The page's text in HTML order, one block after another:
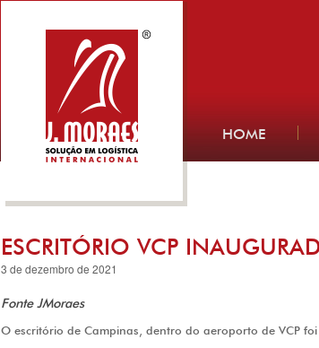
HOME
ESCRITÓRIO VCP
3 de dezembro de 2021
Fonte JMoraes
O escritório de Campinas, dentro do aeroporto de VCP